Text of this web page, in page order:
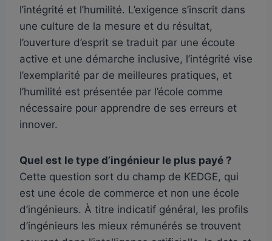
l’intégrité et l’humilité. L’exigence s’inscrit dans
une culture de la mesure et du résultat,
l’ouverture d’esprit se traduit par une écoute
active et une démarche inclusive, l’intégrité vise
l’exemplarité par de meilleures pratiques, et
l’humilité est présentée par l’école comme
nécessaire pour apprendre de ses erreurs et
innover.
Quel est le type d’ingénieur le plus payé ?
Cette question sort du champ de KEDGE, qui
est une école de commerce et non une école
d’ingénieurs. À titre indicatif général, les profils
d’ingénieurs les mieux rémunérés se trouvent